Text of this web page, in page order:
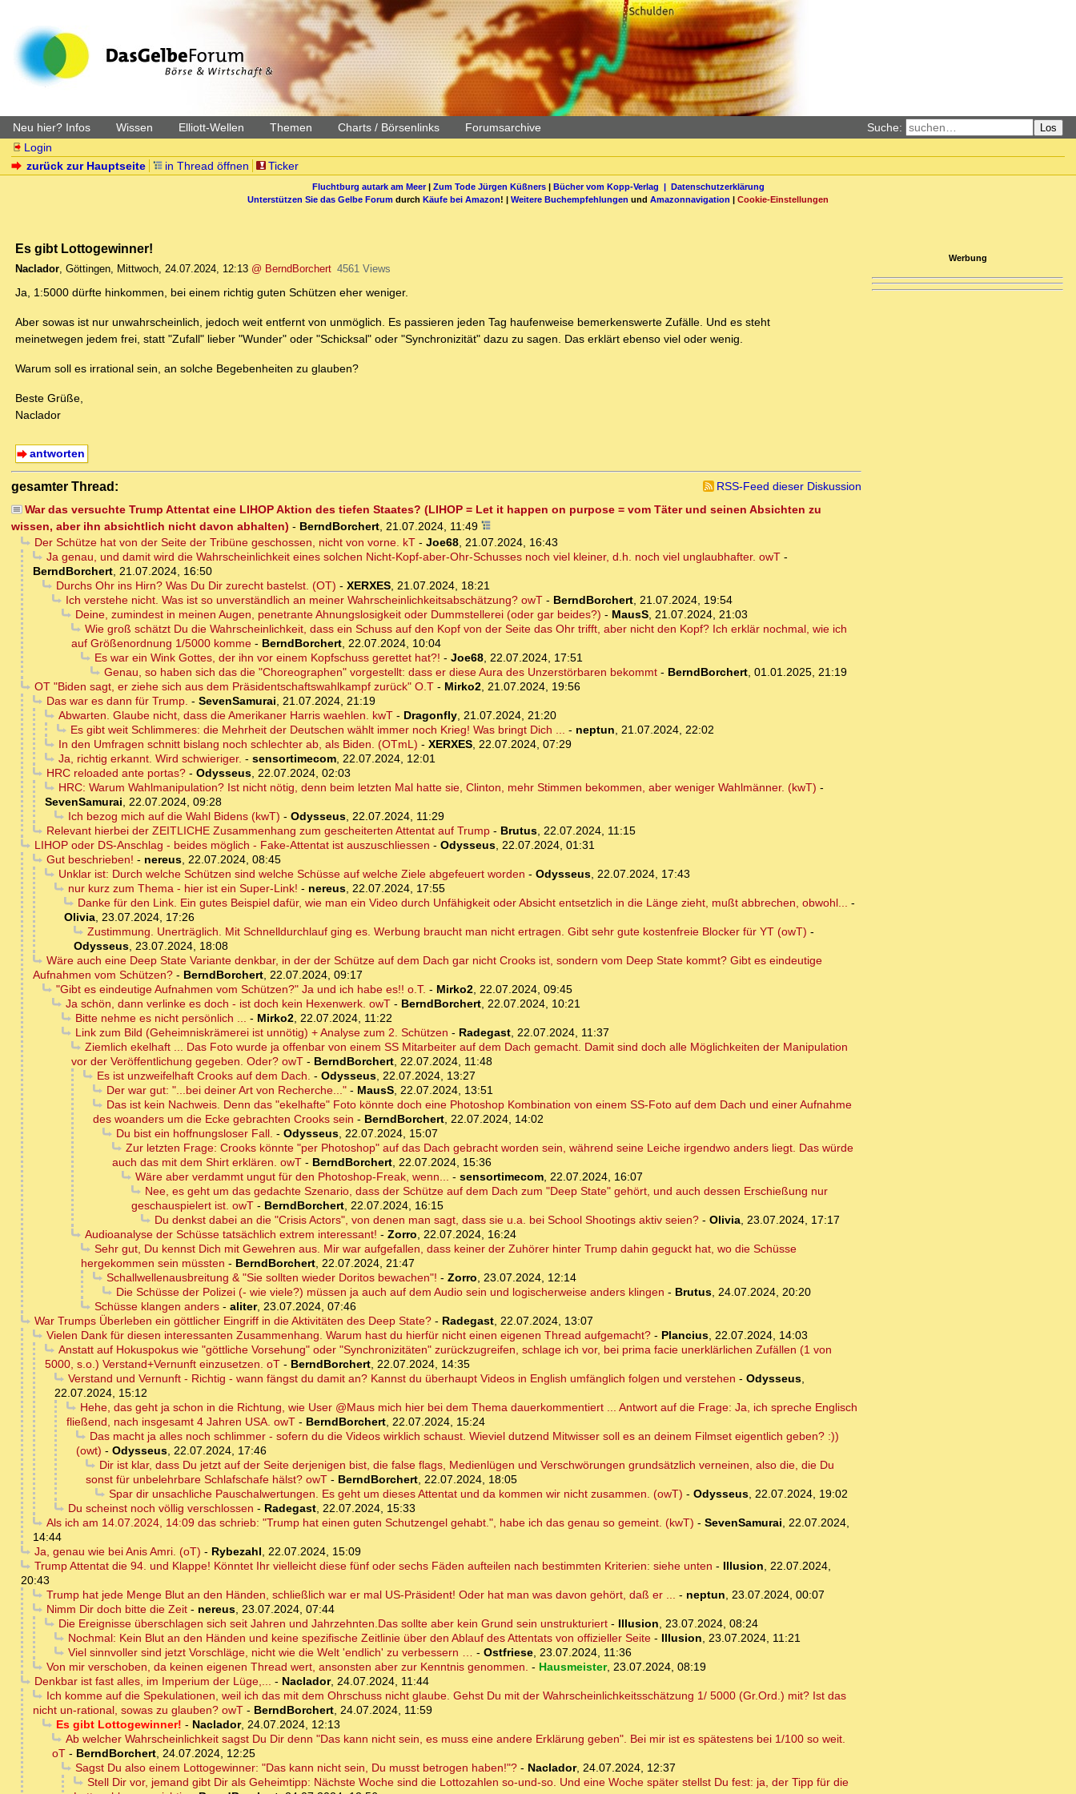
Neu hier? Infos Wissen Elliott-Wellen Themen Charts / Börsenlinks Forumsarchive Suche: Los
Login
zurück zur Hauptseite
in Thread öffnen Ticker
Fluchtburg autark am Meer| Zum Tode Jürgen Küßners| Bücher vom Kopp-Verlag | Datenschutzerklärung
Unterstützen Sie das Gelbe Forum durch Käufe bei Amazon! | Weitere Buchempfehlungen und Amazonnavigation | Cookie-Einstellungen
Es gibt Lottogewinner!
Naclador, Göttingen, Mittwoch, 24.07.2024, 12:13 @ BerndBorchert 4561 Views
Ja, 1:5000 dürfte hinkommen, bei einem richtig guten Schützen eher weniger.
Aber sowas ist nur unwahrscheinlich, jedoch weit entfernt von unmöglich. Es passieren jeden Tag haufenweise bemerkenswerte Zufälle. Und es steht
meinetwegen jedem frei, statt "Zufall" lieber "Wunder" oder "Schicksal" oder "Synchronizität" dazu zu sagen. Das erklärt ebenso viel oder wenig.
Warum soll es irrational sein, an solche Begebenheiten zu glauben?
Beste Grüße,
Naclador
antworten
gesamter Thread:
RSS-Feed dieser Diskussion
War das versuchte Trump Attentat eine LIHOP Aktion des tiefen Staates? (LIHOP = Let it happen on purpose = vom Täter und seinen Absichten zu
wissen, aber ihn absichtlich nicht davon abhalten) - BerndBorchert, 21.07.2024, 11:49
Der Schütze hat von der Seite der Tribüne geschossen, nicht von vorne. kT- Joe68, 21.07.2024, 16:43
Ja genau, und damit wird die Wahrscheinlichkeit eines solchen Nicht-Kopf-aber-Ohr-Schusses noch viel kleiner, d.h. noch viel unglaubhafter. owT-
BerndBorchert, 21.07.2024, 16:50
Durchs Ohr ins Hirn? Was Du Dir zurecht bastelst. (OT) - XERXES, 21.07.2024, 18:21
Ich verstehe nicht. Was ist so unverständlich an meiner Wahrscheinlichkeitsabschätzung? owT- BerndBorchert, 21.07.2024, 19:54
Deine, zumindest in meinen Augen, penetrante Ahnungslosigkeit oder Dummstellerei (oder gar beides?) - MausS, 21.07.2024, 21:03
Wie groß schätzt Du die Wahrscheinlichkeit, dass ein Schuss auf den Kopf von der Seite das Ohr trifft, aber nicht den Kopf? Ich erklär nochmal, wie ich
auf Größenordnung 1/5000 komme - BerndBorchert, 22.07.2024, 10:04
Es war ein Wink Gottes, der ihn vor einem Kopfschuss gerettet hat?! - Joe68, 22.07.2024, 17:51
Genau, so haben sich das die "Choreographen" vorgestellt: dass er diese Aura des Unzerstörbaren bekommt- BerndBorchert, 01.01.2025, 21:19
OT "Biden sagt, er ziehe sich aus dem Präsidentschaftswahlkampf zurück" O.T- Mirko2, 21.07.2024, 19:56
Das war es dann für Trump. - SevenSamurai, 21.07.2024, 21:19
Abwarten. Glaube nicht, dass die Amerikaner Harris waehlen. kwT- Dragonfly, 21.07.2024, 21:20
Es gibt weit Schlimmeres: die Mehrheit der Deutschen wählt immer noch Krieg! Was bringt Dich ... - neptun, 21.07.2024, 22:02
In den Umfragen schnitt bislang noch schlechter ab, als Biden. (OTmL) - XERXES, 22.07.2024, 07:29
Ja, richtig erkannt. Wird schwieriger. - sensortimecom, 22.07.2024, 12:01
HRC reloaded ante portas?- Odysseus, 22.07.2024, 02:03
HRC: Warum Wahlmanipulation? Ist nicht nötig, denn beim letzten Mal hatte sie, Clinton, mehr Stimmen bekommen, aber weniger Wahlmänner. (kwT) -
SevenSamurai, 22.07.2024, 09:28
Ich bezog mich auf die Wahl Bidens (kwT) - Odysseus, 22.07.2024, 11:29
Relevant hierbei der ZEITLICHE Zusammenhang zum gescheiterten Attentat auf Trump- Brutus, 22.07.2024, 11:15
LIHOP oder DS-Anschlag - beides möglich - Fake-Attentat ist auszuschliessen - Odysseus, 22.07.2024, 01:31
Gut beschrieben! - nereus, 22.07.2024, 08:45
Unklar ist: Durch welche Schützen sind welche Schüsse auf welche Ziele abgefeuert worden - Odysseus, 22.07.2024, 17:43
nur kurz zum Thema - hier ist ein Super-Link! - nereus, 22.07.2024, 17:55
Danke für den Link. Ein gutes Beispiel dafür, wie man ein Video durch Unfähigkeit oder Absicht entsetzlich in die Länge zieht, mußt abbrechen, obwohl... -
Olivia, 23.07.2024, 17:26
Zustimmung. Unerträglich. Mit Schnelldurchlauf ging es. Werbung braucht man nicht ertragen. Gibt sehr gute kostenfreie Blocker für YT (owT) -
Odysseus, 23.07.2024, 18:08
Wäre auch eine Deep State Variante denkbar, in der der Schütze auf dem Dach gar nicht Crooks ist, sondern vom Deep State kommt? Gibt es eindeutige
Aufnahmen vom Schützen? - BerndBorchert, 22.07.2024, 09:17
"Gibt es eindeutige Aufnahmen vom Schützen?" Ja und ich habe es!! o.T. - Mirko2, 22.07.2024, 09:45
Ja schön, dann verlinke es doch - ist doch kein Hexenwerk. owT- BerndBorchert, 22.07.2024, 10:21
Bitte nehme es nicht persönlich ... - Mirko2, 22.07.2024, 11:22
Link zum Bild (Geheimniskrämerei ist unnötig) + Analyse zum 2. Schützen - Radegast, 22.07.2024, 11:37
Ziemlich ekelhaft ... Das Foto wurde ja offenbar von einem SS Mitarbeiter auf dem Dach gemacht. Damit sind doch alle Möglichkeiten der Manipulation
vor der Veröffentlichung gegeben. Oder? owT - BerndBorchert, 22.07.2024, 11:48
Es ist unzweifelhaft Crooks auf dem Dach. - Odysseus, 22.07.2024, 13:27
Der war gut: "...bei deiner Art von Recherche..."- MausS, 22.07.2024, 13:51
Das ist kein Nachweis. Denn das "ekelhafte" Foto könnte doch eine Photoshop Kombination von einem SS-Foto auf dem Dach und einer Aufnahme
des woanders um die Ecke gebrachten Crooks sein - BerndBorchert, 22.07.2024, 14:02
Du bist ein hoffnungsloser Fall. - Odysseus, 22.07.2024, 15:07
Zur letzten Frage: Crooks könnte "per Photoshop" auf das Dach gebracht worden sein, während seine Leiche irgendwo anders liegt. Das würde
auch das mit dem Shirt erklären. owT - BerndBorchert, 22.07.2024, 15:36
Wäre aber verdammt ungut für den Photoshop-Freak, wenn... - sensortimecom, 22.07.2024, 16:07
Nee, es geht um das gedachte Szenario, dass der Schütze auf dem Dach zum "Deep State" gehört, und auch dessen Erschießung nur
geschauspielert ist. owT - BerndBorchert, 22.07.2024, 16:15
Du denkst dabei an die "Crisis Actors", von denen man sagt, dass sie u.a. bei School Shootings aktiv seien?- Olivia, 23.07.2024, 17:17
Audioanalyse der Schüsse tatsächlich extrem interessant! - Zorro, 22.07.2024, 16:24
Sehr gut, Du kennst Dich mit Gewehren aus. Mir war aufgefallen, dass keiner der Zuhörer hinter Trump dahin geguckt hat, wo die Schüsse
hergekommen sein müssten - BerndBorchert, 22.07.2024, 21:47
Schallwellenausbreitung & "Sie sollten wieder Doritos bewachen"! - Zorro, 23.07.2024, 12:14
Die Schüsse der Polizei (- wie viele?) müssen ja auch auf dem Audio sein und logischerweise anders klingen - Brutus, 24.07.2024, 20:20
Schüsse klangen anders- aliter, 23.07.2024, 07:46
War Trumps Überleben ein göttlicher Eingriff in die Aktivitäten des Deep State?- Radegast, 22.07.2024, 13:07
Vielen Dank für diesen interessanten Zusammenhang. Warum hast du hierfür nicht einen eigenen Thread aufgemacht?- Plancius, 22.07.2024, 14:03
Anstatt auf Hokuspokus wie "göttliche Vorsehung" oder "Synchronizitäten" zurückzugreifen, schlage ich vor, bei prima facie unerklärlichen Zufällen (1 von
5000, s.o.) Verstand+Vernunft einzusetzen. oT - BerndBorchert, 22.07.2024, 14:35
Verstand und Vernunft - Richtig - wann fängst du damit an? Kannst du überhaupt Videos in English umfänglich folgen und verstehen - Odysseus,
22.07.2024, 15:12
Hehe, das geht ja schon in die Richtung, wie User @Maus mich hier bei dem Thema dauerkommentiert ... Antwort auf die Frage: Ja, ich spreche Englisch
fließend, nach insgesamt 4 Jahren USA. owT - BerndBorchert, 22.07.2024, 15:24
Das macht ja alles noch schlimmer - sofern du die Videos wirklich schaust. Wieviel dutzend Mitwisser soll es an deinem Filmset eigentlich geben? :))
(owt) - Odysseus, 22.07.2024, 17:46
Dir ist klar, dass Du jetzt auf der Seite derjenigen bist, die false flags, Medienlügen und Verschwörungen grundsätzlich verneinen, also die, die Du
sonst für unbelehrbare Schlafschafe hälst? owT - BerndBorchert, 22.07.2024, 18:05
Spar dir unsachliche Pauschalwertungen. Es geht um dieses Attentat und da kommen wir nicht zusammen. (owT) - Odysseus, 22.07.2024, 19:02
Du scheinst noch völlig verschlossen - Radegast, 22.07.2024, 15:33
Als ich am 14.07.2024, 14:09 das schrieb: "Trump hat einen guten Schutzengel gehabt.", habe ich das genau so gemeint. (kwT) - SevenSamurai, 22.07.2024,
14:44
Ja, genau wie bei Anis Amri. (oT) - Rybezahl, 22.07.2024, 15:09
Trump Attentat die 94. und Klappe! Könntet Ihr vielleicht diese fünf oder sechs Fäden aufteilen nach bestimmten Kriterien: siehe unten - Illusion, 22.07.2024,
20:43
Trump hat jede Menge Blut an den Händen, schließlich war er mal US-Präsident! Oder hat man was davon gehört, daß er ... - neptun, 23.07.2024, 00:07
Nimm Dir doch bitte die Zeit- nereus, 23.07.2024, 07:44
Die Ereignisse überschlagen sich seit Jahren und Jahrzehnten.Das sollte aber kein Grund sein unstrukturiert- Illusion, 23.07.2024, 08:24
Nochmal: Kein Blut an den Händen und keine spezifische Zeitlinie über den Ablauf des Attentats von offizieller Seite- Illusion, 23.07.2024, 11:21
Viel sinnvoller sind jetzt Vorschläge, nicht wie die Welt 'endlich' zu verbessern … - Ostfriese, 23.07.2024, 11:36
Von mir verschoben, da keinen eigenen Thread wert, ansonsten aber zur Kenntnis genommen. - Hausmeister, 23.07.2024, 08:19
Denkbar ist fast alles, im Imperium der Lüge,... - Naclador, 24.07.2024, 11:44
Ich komme auf die Spekulationen, weil ich das mit dem Ohrschuss nicht glaube. Gehst Du mit der Wahrscheinlichkeitsschätzung 1/ 5000 (Gr.Ord.) mit? Ist das
nicht un-rational, sowas zu glauben? owT - BerndBorchert, 24.07.2024, 11:59
Es gibt Lottogewinner! - Naclador, 24.07.2024, 12:13
Ab welcher Wahrscheinlichkeit sagst Du Dir denn "Das kann nicht sein, es muss eine andere Erklärung geben". Bei mir ist es spätestens bei 1/100 so weit.
oT - BerndBorchert, 24.07.2024, 12:25
Sagst Du also einem Lottogewinner: "Das kann nicht sein, Du musst betrogen haben!"?- Naclador, 24.07.2024, 12:37
Stell Dir vor, jemand gibt Dir als Geheimtipp: Nächste Woche sind die Lottozahlen so-und-so. Und eine Woche später stellst Du fest: ja, der Tipp für die
Werbung